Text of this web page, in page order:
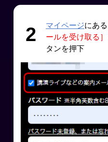
2 マイページにある
ールを受け取る］
タンを押下